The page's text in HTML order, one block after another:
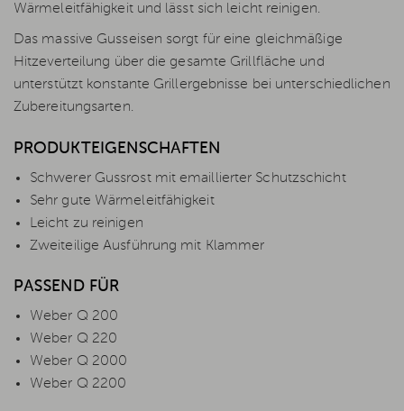
Wärmeleitfähigkeit und lässt sich leicht reinigen.
Das massive Gusseisen sorgt für eine gleichmäßige
Hitzeverteilung über die gesamte Grillfläche und
unterstützt konstante Grillergebnisse bei unterschiedlichen
Zubereitungsarten.
PRODUKTEIGENSCHAFTEN
Schwerer Gussrost mit emaillierter Schutzschicht
Sehr gute Wärmeleitfähigkeit
Leicht zu reinigen
Zweiteilige Ausführung mit Klammer
PASSEND FÜR
Weber Q 200
Weber Q 220
Weber Q 2000
Weber Q 2200